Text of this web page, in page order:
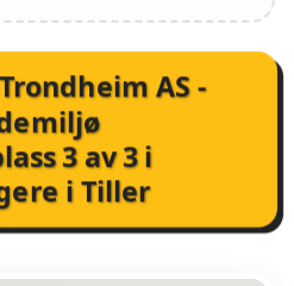
AS -
3 av3 i
i Tiller